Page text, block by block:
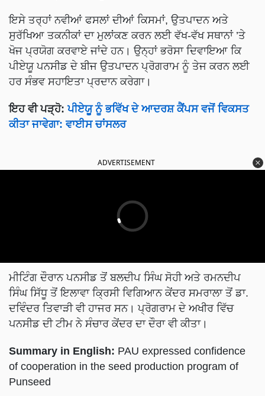
ਇਸੇ ਤਰ੍ਹਾਂ ਨਵੀਆਂ ਫਸਲਾਂ ਦੀਆਂ ਕਿਸਮਾਂ, ਉਤਪਾਦਨ ਅਤੇ
ਸੁਰੱਖਿਆ ਤਕਨੀਕਾਂ ਦਾ ਮੁਲਾਂਕਣ ਕਰਨ ਲਈ ਵੱਖ-ਵੱਖ ਸਥਾਨਾਂ ’ਤੇ
ਖੋਜ ਪ੍ਰਯੋਗ ਕਰਵਾਏ ਜਾਂਦੇ ਹਨ। ਉਨ੍ਹਾਂ ਭਰੋਸਾ ਦਿਵਾਇਆ ਕਿ
ਪੀਏਯੂ ਪਨਸੀਡ ਦੇ ਬੀਜ ਉਤਪਾਦਨ ਪ੍ਰੋਗਰਾਮ ਨੂੰ ਤੇਜ ਕਰਨ ਲਈ
ਹਰ ਸੰਭਵ ਸਹਾਇਤਾ ਪ੍ਰਦਾਨ ਕਰੇਗਾ।
ਇਹ ਵੀ ਪੜ੍ਹੋ: ਪੀਏਯੂ ਨੂੰ ਭਵਿੱਖ ਦੇ ਆਦਰਸ਼ ਕੈਂਪਸ ਵਜੋਂ ਵਿਕਸਤ
ਕੀਤਾ ਜਾਵੇਗਾ: ਵਾਈਸ ਚਾਂਸਲਰ
ਮੀਟਿੰਗ ਦੌਰਾਨ ਪਨਸੀਡ ਤੋਂ ਬਲਦੀਪ ਸਿੰਘ ਸੋਹੀ ਅਤੇ ਰਮਨਦੀਪ
ਸਿੰਘ ਸਿੱਧੂ ਤੋਂ ਇਲਾਵਾ ਕ੍ਰਿਸੀ ਵਿਗਿਆਨ ਕੇਂਦਰ ਸਮਰਾਲਾ ਤੋਂ ਡਾ.
ਦਵਿੰਦਰ ਤਿਵਾੜੀ ਵੀ ਹਾਜਰ ਸਨ। ਪ੍ਰੋਗਰਾਮ ਦੇ ਅਖੀਰ ਵਿੱਚ
ਪਨਸੀਡ ਦੀ ਟੀਮ ਨੇ ਸੰਚਾਰ ਕੇਂਦਰ ਦਾ ਦੌਰਾ ਵੀ ਕੀਤਾ।
of cooperation in the seed production program of
Punseed